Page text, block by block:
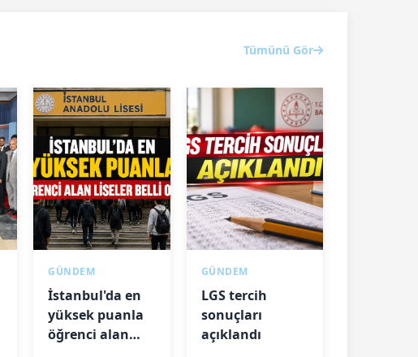
Tümünü Gör
GÜNDEM
İstanbul'da en
yüksek puanla
öğrenci alan
GÜNDEM
LGS tercih
sonuçları
açıklandı